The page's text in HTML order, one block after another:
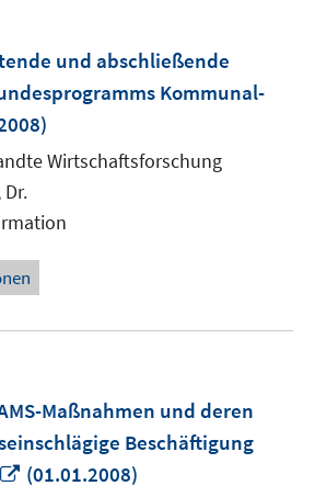
und abschließende
Kommunal-
Wirtschaftsforschung
Maßnahmen und deren
Beschäftigung
In
(01.01.2008)